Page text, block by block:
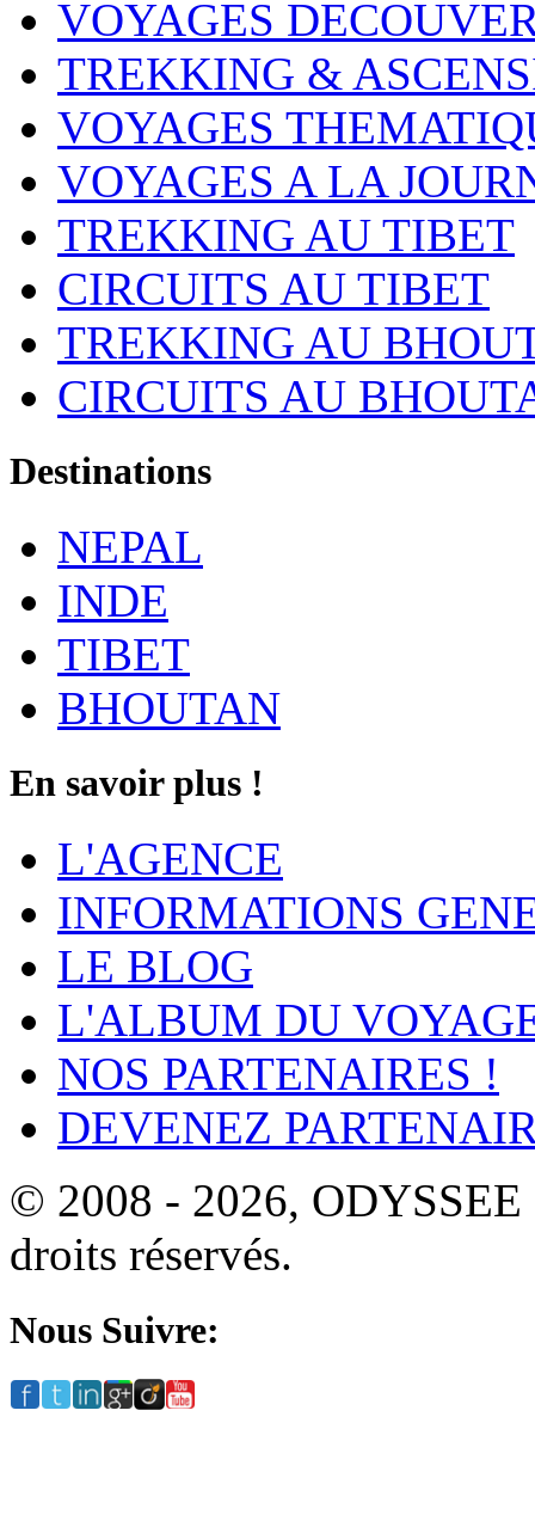
VOYAGES
TREKKING &
VOYAGES
VOYAGES A LA
TREKKING AU TIBET
CIRCUITS AU TIBET
TREKKING AU
CIRCUITS AU
Destinations
NEPAL
INDE
TIBET
BHOUTAN
En savoir plus !
L'AGENCE
INFORMATIONS
LE BLOG
L'ALBUM DU
NOS PARTENAIRES !
DEVENEZ
© 2008 - 2026,
droits réservés.
Nous Suivre: